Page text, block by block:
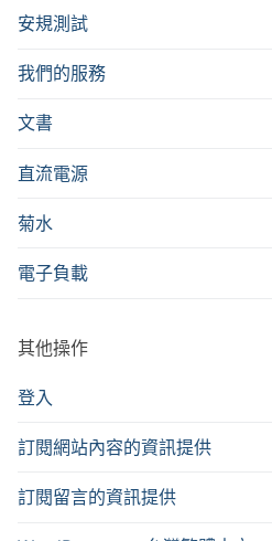
安規測試
我們的服務
文書
直流電源
菊水
電子負載
其他操作
登入
訂閱網站內容的資訊提供
訂閱留言的資訊提供